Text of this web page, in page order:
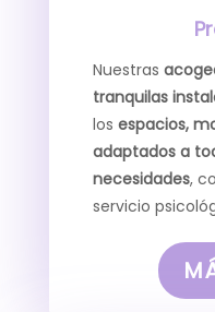
Nuestras
tranquilas
los espacios,
adaptados a
necesidades,
servicio